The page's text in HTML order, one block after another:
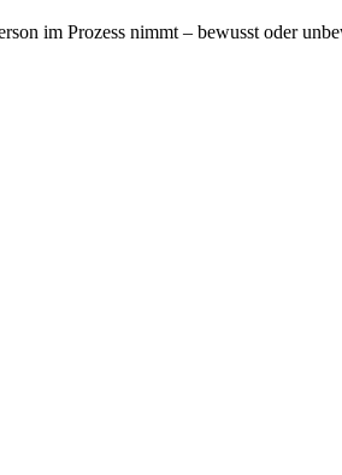
im Prozess nimmt – bewusst oder